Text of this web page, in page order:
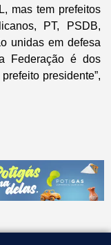
mas tem prefeitos
PT, PSDB,
unidas em defesa
Federação é dos
presidente”,